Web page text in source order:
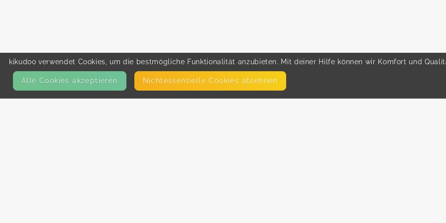
kikudoo verwendet Cookies, um die bestmögliche Funktionalität anzubieten. Mit deiner Hilfe können wir Komfort und
Alle Cookies akzeptieren Nicht­essentielle Cookies ablehnen